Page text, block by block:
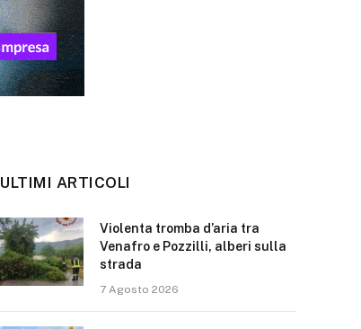
ULTIMI ARTICOLI
Violenta tromba d’aria tra
Venafro e Pozzilli, alberi sulla
strada
7 Agosto 2026